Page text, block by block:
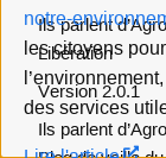
notre-
les citoyens
des services
Ils parlent
Libération
Version 2.0.1
Ils parlent